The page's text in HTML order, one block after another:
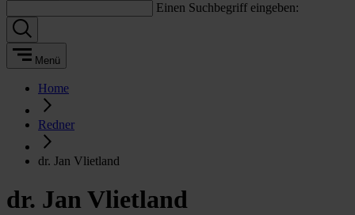
Einen Suchbegriff eingeben:
Menü
Home
Redner
dr. Jan Vlietland
dr. Jan Vlietland